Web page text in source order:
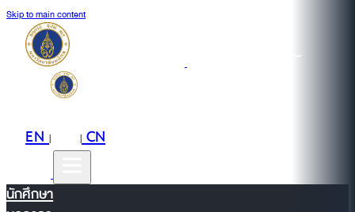
Skip to main content
EN| |CN
นักศึกษา